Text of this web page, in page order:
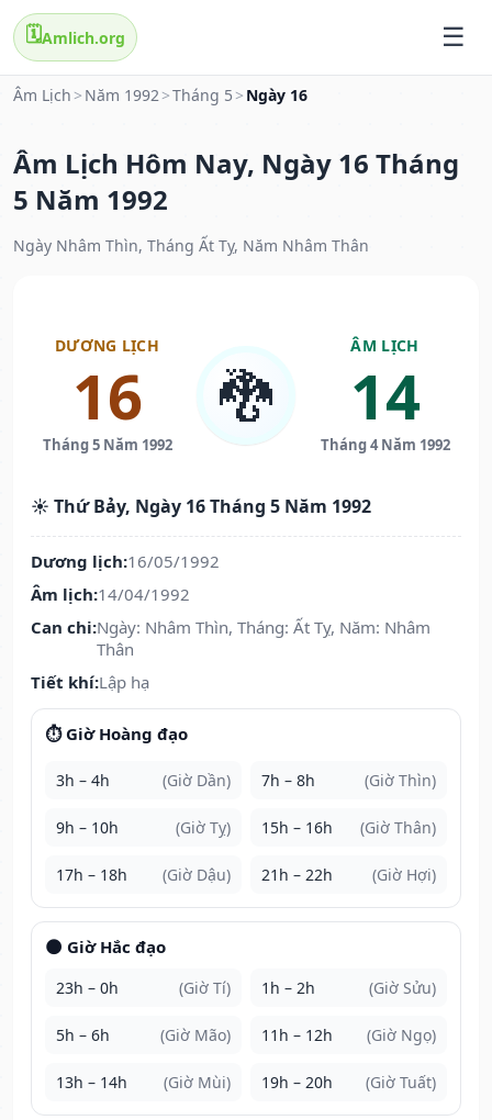
🗓️Amlich.org
Âm Lịch > Năm 1992>Tháng 5 > Ngày 16
Âm Lịch Hôm Nay, Ngày 16 Tháng
5 Năm 1992
Ngày Nhâm Thìn, Tháng Ất Tỵ, Năm Nhâm Thân
DƯƠNG LỊCH
16
Tháng 5 Năm 1992
🐉
ÂM LỊCH
14
Tháng 4 Năm 1992
☀️ Thứ Bảy, Ngày 16 Tháng 5 Năm 1992
Dương lịch:16/05/1992
Âm lịch:14/04/1992
Can chi:Ngày: Nhâm Thìn, Tháng: Ất Tỵ, Năm: Nhâm
Thân
Tiết khí:Lập hạ
⏱️ Giờ Hoàng đạo
3h – 4h (Giờ Dần) 7h – 8h (Giờ Thìn)
9h – 10h (Giờ Tỵ) 15h – 16h (Giờ Thân)
17h – 18h (Giờ Dậu) 21h – 22h (Giờ Hợi)
🌑 Giờ Hắc đạo
23h – 0h (Giờ Tí) 1h – 2h (Giờ Sửu)
5h – 6h (Giờ Mão) 11h – 12h (Giờ Ngọ)
13h – 14h (Giờ Mùi) 19h – 20h (Giờ Tuất)